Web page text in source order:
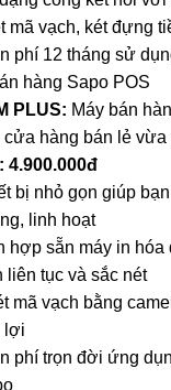
mã vạch, két đựng
phí 12 tháng sử
hàng Sapo POS
PLUS: Máy bán
cửa hàng bán lẻ vừa
4.900.000đ
bị nhỏ gọn giúp
linh hoạt
hợp sẵn máy in hóa
liên tục và sắc nét
mã vạch bằng
lợi
phí trọn đời ứng